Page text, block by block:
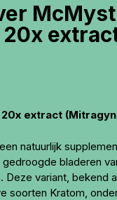
extract
natuurlijk
bladeren
Deze variant, bekend
soorten Kratom,